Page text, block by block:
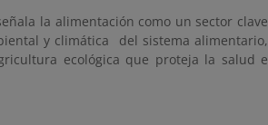
la alimentación como un sector clave
y climática del sistema alimentario,
ecológica que proteja la salud e